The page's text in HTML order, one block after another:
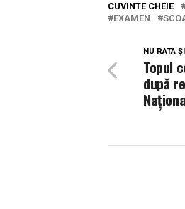
CUVINTE CHEIE
EXAMEN
NU RATA ȘI
Topul
după